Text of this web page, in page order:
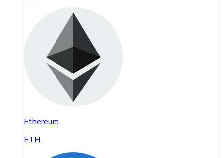
Ethereum
ETH